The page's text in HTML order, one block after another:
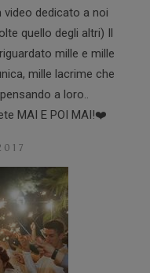
video dedicato a noi
quello degli altri) Il
mille e mille
mille lacrime che
a loro..
MAI E POI MAI!❤️